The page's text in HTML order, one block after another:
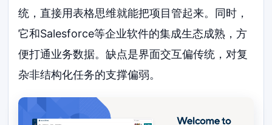
统，直接用表格思维就能把项目管起来。同时，
它和Salesforce等企业软件的集成生态成熟，方
便打通业务数据。缺点是界面交互偏传统，对复
杂非结构化任务的支撑偏弱。